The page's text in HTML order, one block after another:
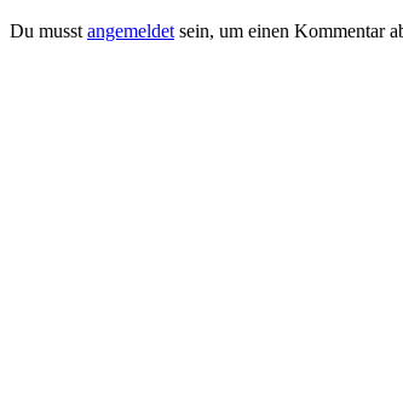
Du musst angemeldet sein, um einen Kommentar